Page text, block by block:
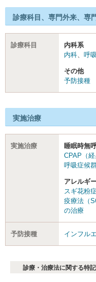
診療科目、専門外来、専
診療科目
内科系
内科
呼
その他
予防接種
実施治療
実施治療
睡眠時無
CPAP（
呼吸症候
アレルギ
スギ花粉
疫療法（
の治療
予防接種 インフル
診療・治療法に関する特